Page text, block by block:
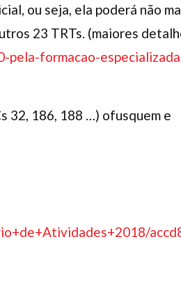
ou seja, ela poderá não
23 TRTs. (maiores
formacao-
32, 186, 188 …) ofusquem e